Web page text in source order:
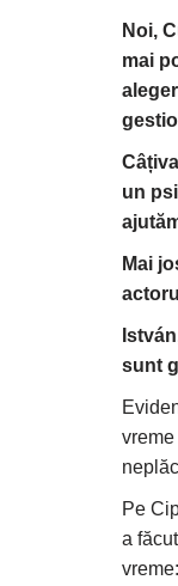
Noi,
mai
un
Mai
sunt
Pe
a